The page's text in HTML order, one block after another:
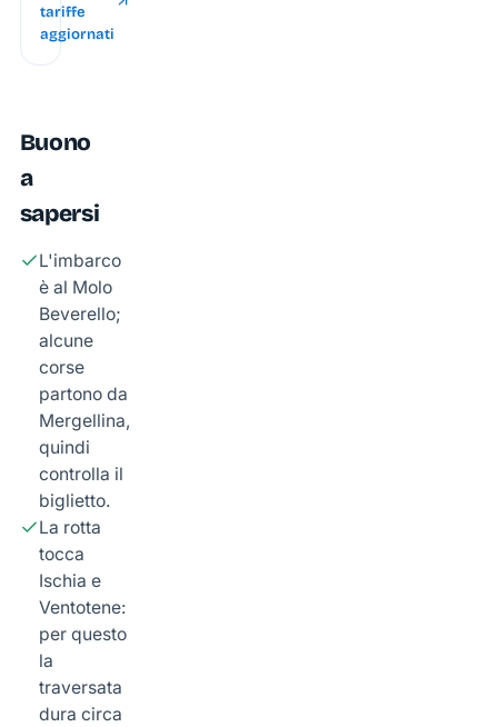
tariffe
aggiornati
Buono
a
sapersi
L'imbarco
è al Molo
Beverello;
alcune
corse
partono da
Mergellina,
quindi
controlla il
biglietto.
La rotta
tocca
Ischia e
Ventotene:
per questo
la
traversata
dura circa